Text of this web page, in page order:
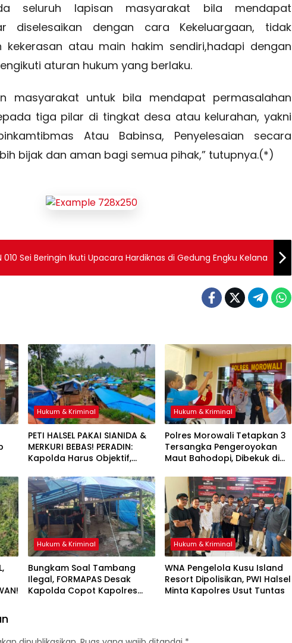
seluruh lapisan masyarakat bila mendapat
diselesaikan dengan cara Kekeluargaan, tidak
kekerasan atau main hakim sendiri,hadapi dengan
aturan hukum yang berlaku.
masyarakat untuk bila mendapat permasalahan
tiga pilar di tingkat desa atau kelurahan, yakni
Atau Babinsa, Penyelesaian secara
bijak dan aman bagi semua pihak,” tutupnya.(*)
010 Sei Beringin Ikuti Upacara Hardiknas di Gedung Engku Kelana
Hukum & Kriminal
PETI HALSEL PAKAI SIANIDA &
MERKURI BEBAS! PERADIN:
Kapolda Harus Objektif,
Hukum & Kriminal
Polres Morowali Tetapkan 3
Tersangka Pengeroyokan
Maut Bahodopi, Dibekuk di
Hukum & Kriminal
Bungkam Soal Tambang
Ilegal, FORMAPAS Desak
Kapolda Copot Kapolres
Hukum & Kriminal
WNA Pengelola Kusu Island
Resort Dipolisikan, PWI Halsel
Minta Kapolres Usut Tuntas